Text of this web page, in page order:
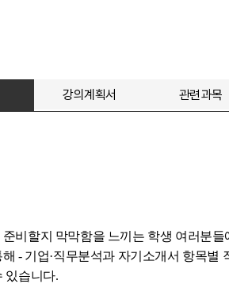
강의계획서 관련과목
준비할지 막막함을 느끼는 학생 여러분
해- 기업·직무분석과 자기소개서 항목별
있습니다.